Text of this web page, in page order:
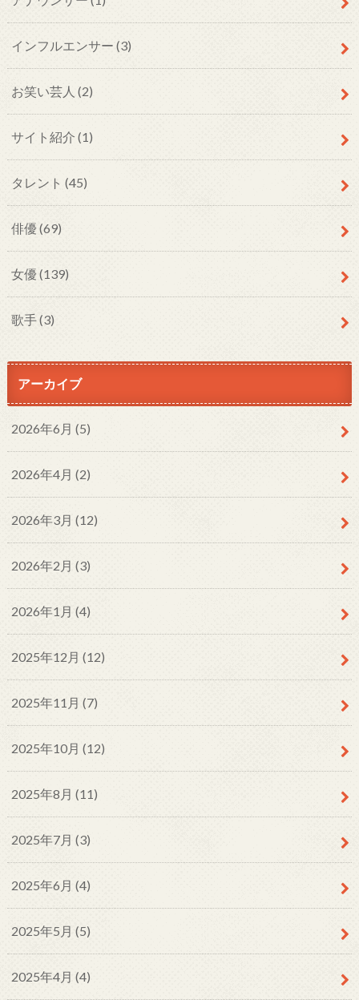
インフルエンサー (3)
お笑い芸人 (2)
サイト紹介 (1)
タレント (45)
俳優 (69)
女優 (139)
歌手(3)
アーカイブ
2026年6月 (5)
2026年4月 (2)
2026年3月 (12)
2026年2月 (3)
2026年1月 (4)
2025年12月 (12)
2025年11月 (7)
2025年10月 (12)
2025年8月 (11)
2025年7月 (3)
2025年6月 (4)
2025年5月 (5)
2025年4月 (4)